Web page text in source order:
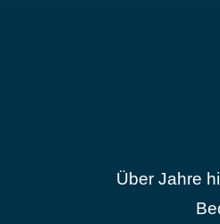
Über Jahre